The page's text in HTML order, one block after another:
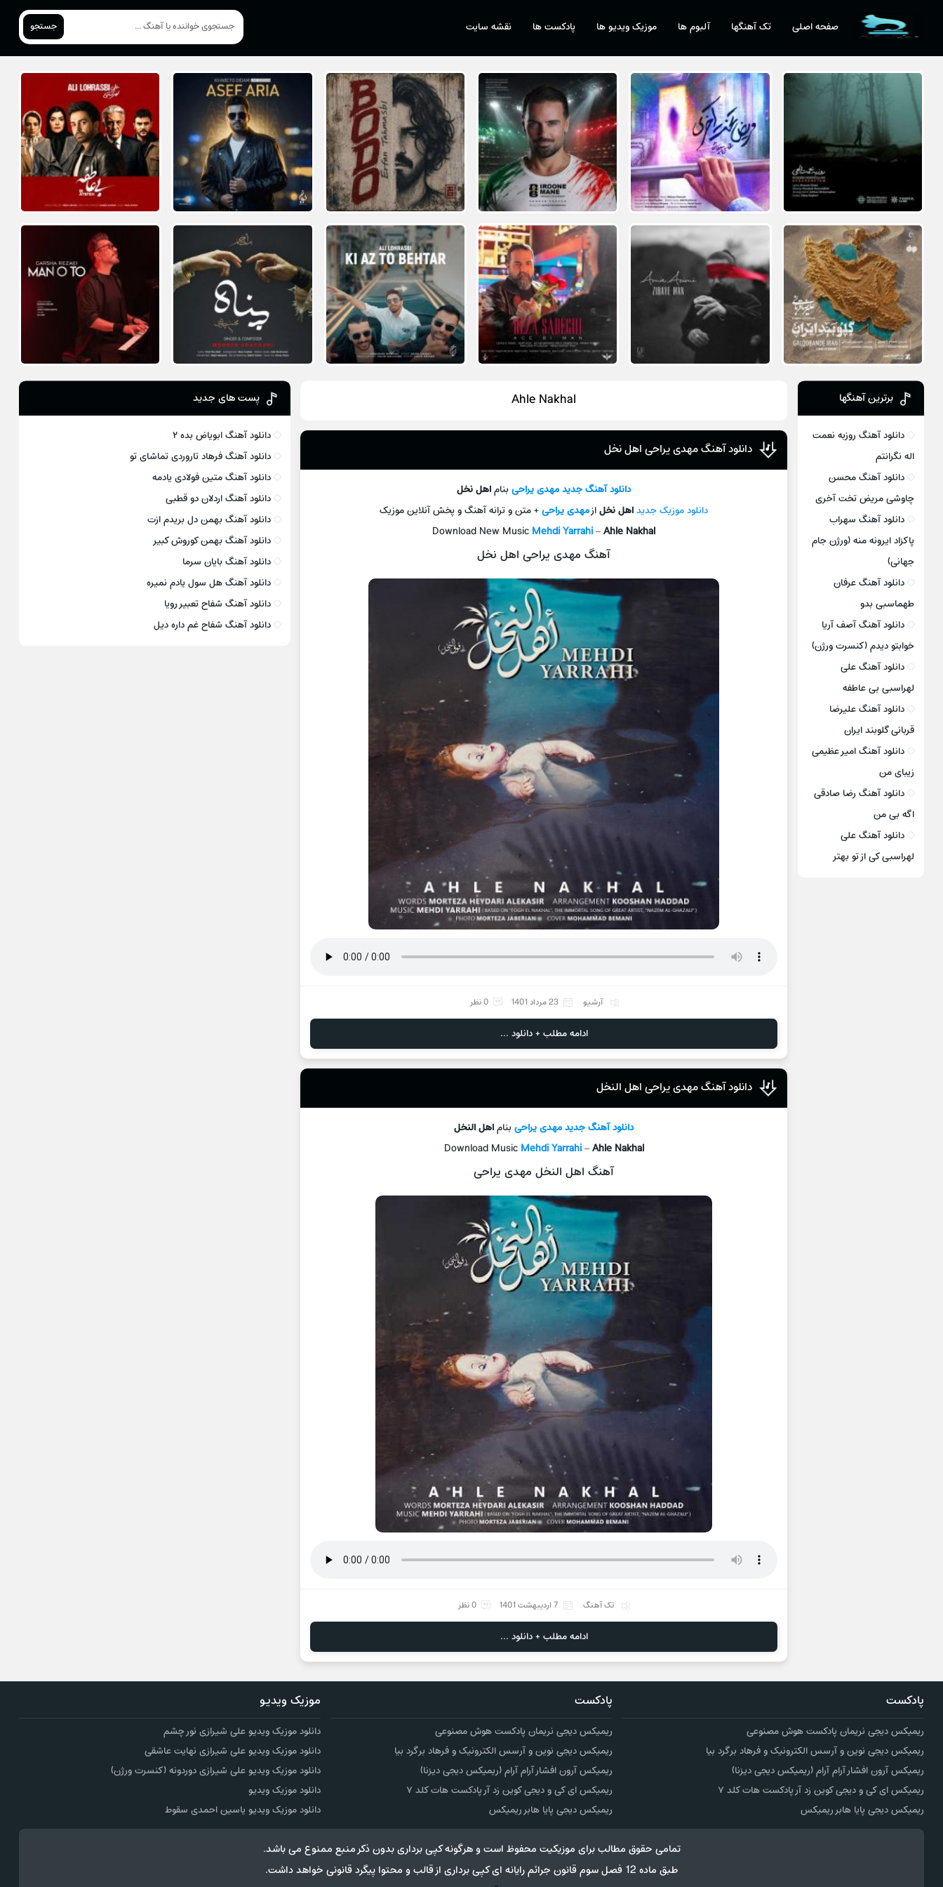
صفحه اصلی تک آهنگها آلبوم ها موزیک ویدیو ها پادکست ها نقشه سایت جستجو
Ahle Nakhal
دانلود آهنگ مهدی یراحی اهل نخل
دانلود آهنگ جديدمهدی یراحیبناماهل نخل
دانلود موزیک جديداهل نخلازمهدی یراحی+ متن و ترانه آهنگ و پخش آنلاين موزيک
Download New Music Mehdi Yarrahi–Ahle Nakhal
آهنگ مهدی یراحی اهل نخل
آرشیو 23 مرداد 1401 0 نظر
ادامه مطلب + دانلود ...
دانلود آهنگ مهدی یراحی اهل النخل
دانلود آهنگ جدیدمهدی یراحیبناماهل النخل
Download Music Mehdi Yarrahi–Ahle Nakhal
آهنگ اهل النخل مهدی یراحی
تک آهنگ 7 اردیبهشت 1401 0 نظر
ادامه مطلب + دانلود ...
برترین آهنگها
دانلود آهنگ روزبه نعمت
اله نگرانتم
دانلود آهنگ محسن
چاوشی مریض تخت آخری
دانلود آهنگ سهراب
پاکزاد ایرونه منه (ورژن جام
جهانی)
دانلود آهنگ عرفان
طهماسبی بدو
دانلود آهنگ آصف آریا
خوابتو دیدم (کنسرت ورژن)
دانلود آهنگ علی
لهراسبی بی عاطفه
دانلود آهنگ علیرضا
قربانی گلوبند ایران
دانلود آهنگ امیر عظیمی
زیبای من
دانلود آهنگ رضا صادقی
اگه بی من
دانلود آهنگ علی
لهراسبی کی از تو ‌بهتر
پست های جدید
دانلود آهنگ ابویاض بده ۲
دانلود آهنگ فرهاد تاروردی تماشای تو
دانلود آهنگ متین فولادی یادمه
دانلود آهنگ اردلان دو قطبی
دانلود آهنگ بهمن دل بریدم ازت
دانلود آهنگ بهمن کوروش کبیر
دانلود آهنگ بایان سرما
دانلود آهنگ هل سول یادم نمیره
دانلود آهنگ شفاح تعبیر رویا
دانلود آهنگ شفاح غم داره دیل
پادکست
ریمیکس دیجی نریمان پادکست هوش مصنوعی
ریمیکس دیجی نوین و آرسس الکترونیک و فرهاد برگرد بیا
ریمیکس آرون افشار آرام آرام (ریمیکس دیجی دیزنا)
ریمیکس ای کی و دیجی کوین زد آر پادکست هات کلد ۷
ریمیکس دیجی پایا هابر ریمیکس
پادکست
ریمیکس دیجی نریمان پادکست هوش مصنوعی
ریمیکس دیجی نوین و آرسس الکترونیک و فرهاد برگرد بیا
ریمیکس آرون افشار آرام آرام (ریمیکس دیجی دیزنا)
ریمیکس ای کی و دیجی کوین زد آر پادکست هات کلد ۷
ریمیکس دیجی پایا هابر ریمیکس
موزیک ویدیو
دانلود موزیک ویدیو علی شیرازی نور چشم
دانلود موزیک ویدیو علی شیرازی نهایت عاشقی
دانلود موزیک ویدیو علی شیرازی دوردونه (کنسرت ورژن)
دانلود موزیک ویدیو
دانلود موزیک ویدیو یاسین احمدی سقوط
تمامی حقوق مطالب برای موزیکیت محفوظ است و هرگونه کپی برداری بدون ذکر منبع ممنوع می باشد.
طبق ماده 12 فصل سوم قانون جرائم رایانه ای کپی برداری از قالب و محتوا پیگرد قانونی خواهد داشت.